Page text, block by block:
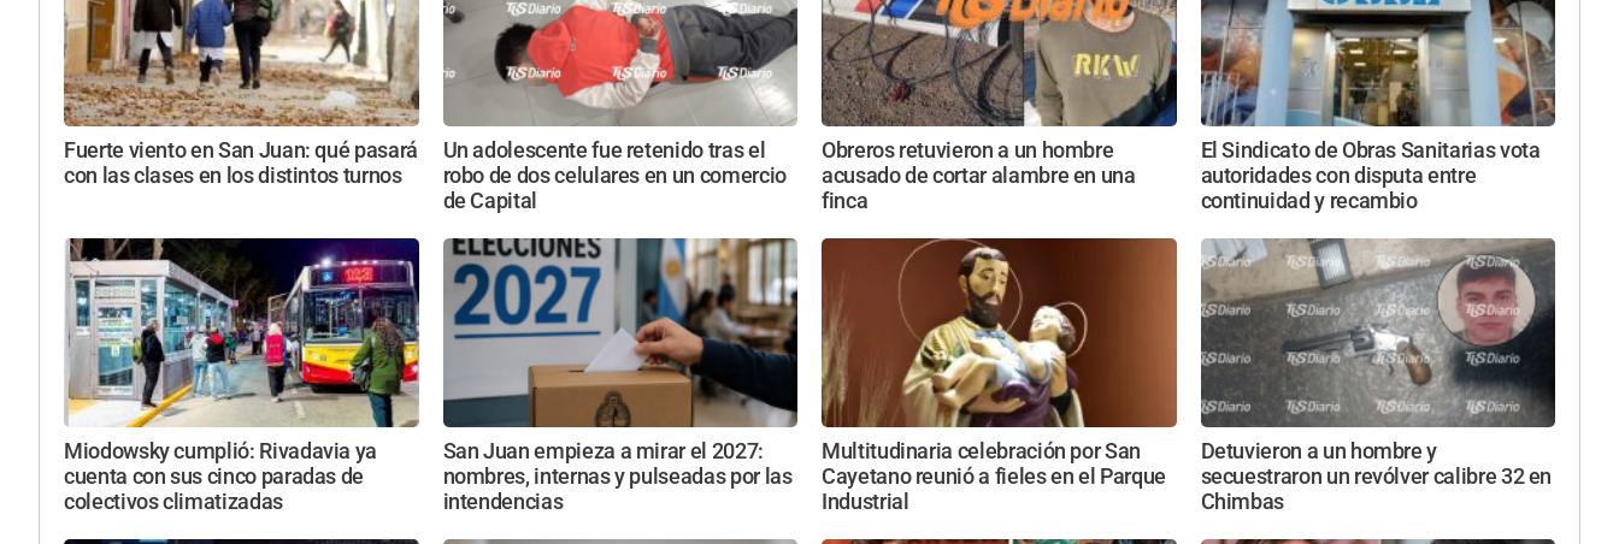
Fuerte viento en San Juan: qué pasará
con las clases en los distintos turnos
Un adolescente fue retenido tras el
robo de dos celulares en un comercio
de Capital
Obreros retuvieron a un hombre
acusado de cortar alambre en una
finca
El Sindicato de Obras Sanitarias vota
autoridades con disputa entre
continuidad y recambio
Miodowsky cumplió: Rivadavia ya
cuenta con sus cinco paradas de
colectivos climatizadas
San Juan empieza a mirar el 2027:
nombres, internas y pulseadas por las
intendencias
Multitudinaria celebración por San
Cayetano reunió a fieles en el Parque
Industrial
Detuvieron a un hombre y
secuestraron un revólver calibre 32 en
Chimbas